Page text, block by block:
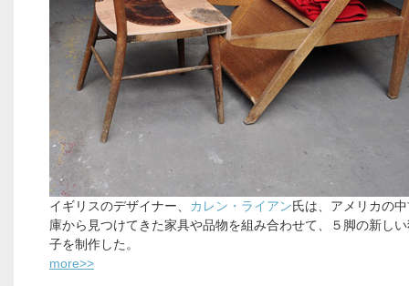
イギリスのデザイナー、 カレン・ライアン氏は、アメリカの
庫から見つけてきた家具や品物を組み合わせて、５脚の新し
子を制作した。
more>>